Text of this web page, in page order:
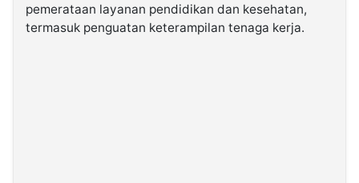
pemerataan layanan pendidikan dan kesehatan,
termasuk penguatan keterampilan tenaga kerja.